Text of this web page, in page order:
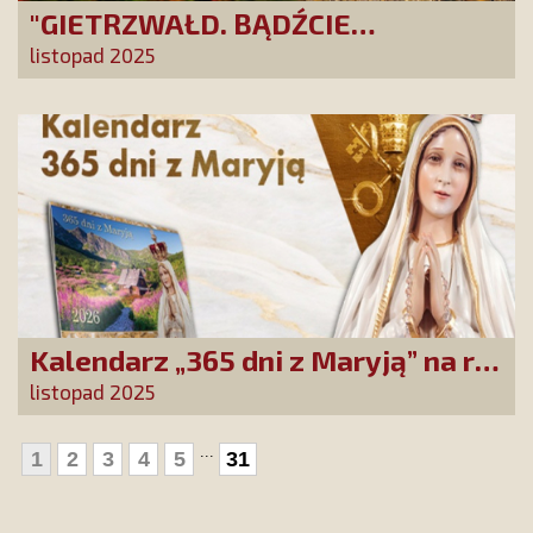
"GIETRZWAŁD. BĄDŹCIE
POLAKAMI". Wesprzyj produkcję
nowego filmu PCh24 TV
listopad 2025
Kalendarz „365 dni z Maryją” na rok
2026 już dostępny! Nowa edycja
zawiera wyjątkowy temat
przewodni
listopad 2025
1 2 3 4 5 31